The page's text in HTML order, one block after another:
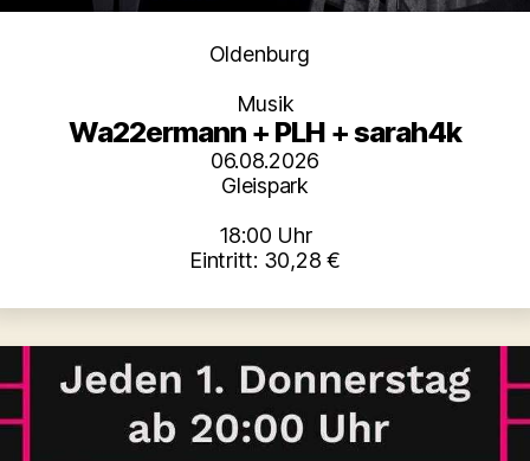
Kategorien
Oldenburg
Musik
Wa22ermann + PLH + sarah4k
06.08.2026
Gleispark
18:00 Uhr
Eintritt: 30,28 €